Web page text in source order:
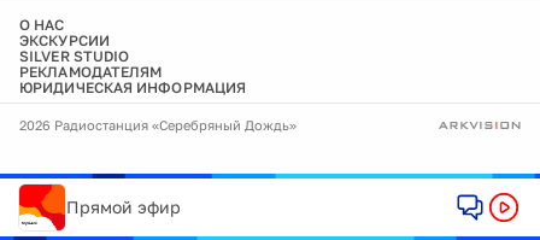
О НАС
ЭКСКУРСИИ
SILVER STUDIO
РЕКЛАМОДАТЕЛЯМ
ЮРИДИЧЕСКАЯ ИНФОРМАЦИЯ
2026 Радиостанция «Серебряный Дождь»
Прямой эфир